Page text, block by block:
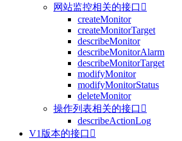
网站监控相关的接口 
createMonitor
createMonitorTarget
describeMonitor
describeMonitorAlarm
describeMonitorTarget
modifyMonitor
modifyMonitorStatus
deleteMonitor
操作列表相关的接口 
describeActionLog
V1版本的接口 